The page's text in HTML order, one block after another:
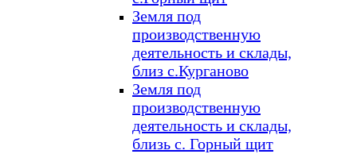
Земля под
производственную
деятельность и склады,
близ с.Курганово
Земля под
производственную
деятельность и склады,
близь с. Горный щит